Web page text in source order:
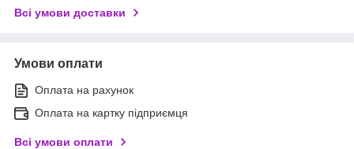
Всі умови доставки
Умови оплати
Оплата на рахунок
Оплата на картку підприємця
Всі умови оплати